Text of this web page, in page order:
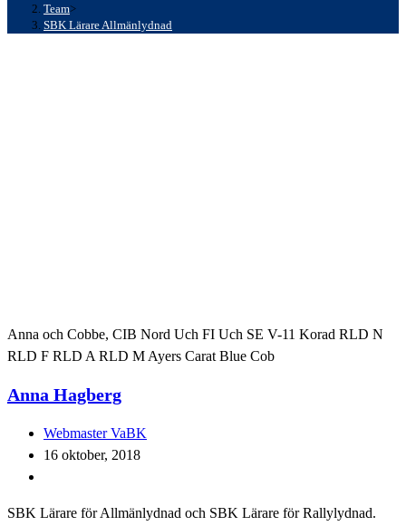
Team>
SBK Lärare Allmänlydnad
Anna och Cobbe, CIB Nord Uch FI Uch SE V-11 Korad RLD N
RLD F RLD A RLD M Ayers Carat Blue Cob
Anna Hagberg
Inläggsförfattare:
Webmaster VaBK
Inlägget
16 oktober, 2018
SBK Lärare för Allmänlydnad och SBK Lärare för Rallylydnad.